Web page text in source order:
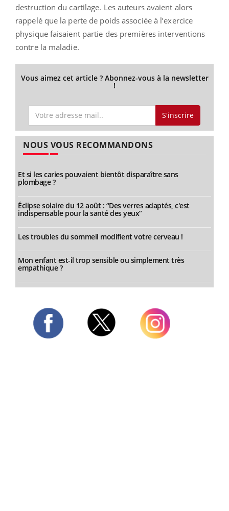
destruction du cartilage. Les auteurs avaient alors
rappelé que la perte de poids associée à l’exercice
physique faisaient partie des premières interventions
contre la maladie.
Vous aimez cet article ? Abonnez-vous à la newsletter
!
S'inscrire
NOUS VOUS RECOMMANDONS
Et si les caries pouvaient bientôt disparaître sans
plombage ?
Éclipse solaire du 12 août : “Des verres adaptés, c'est
indispensable pour la santé des yeux”
Les troubles du sommeil modifient votre cerveau !
Mon enfant est-il trop sensible ou simplement très
empathique ?